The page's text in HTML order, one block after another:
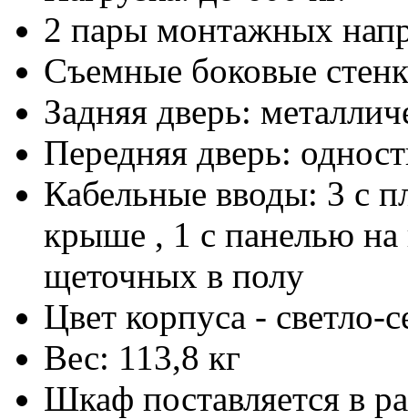
2 пары монтажных
Съемные боковые
Задняя дверь:
Передняя дверь:
Кабельные вводы: 3 с
крыше , 1 с панелью на
щеточных в полу
Цвет корпуса -
Вес: 113,8 кг
Шкаф поставляется в